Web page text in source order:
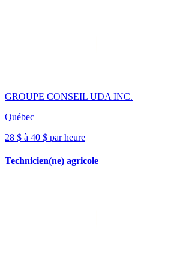
GROUPE CONSEIL UDA INC.
Québec
28 $ à 40 $ par heure
Technicien(ne) agricole